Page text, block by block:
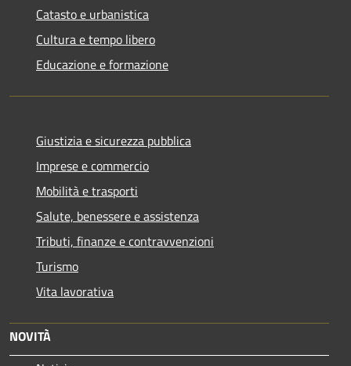
Catasto e urbanistica
Cultura e tempo libero
Educazione e formazione
Giustizia e sicurezza pubblica
Imprese e commercio
Mobilità e trasporti
Salute, benessere e assistenza
Tributi, finanze e contravvenzioni
Turismo
Vita lavorativa
NOVITÀ